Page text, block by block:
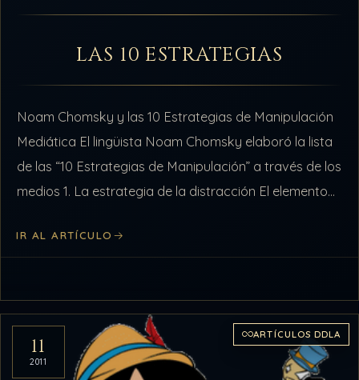
LAS 10 ESTRATEGIAS
Noam Chomsky y las 10 Estrategias de Manipulación
Mediática El lingüista Noam Chomsky elaboró la lista
de las “10 Estrategias de Manipulación” a través de los
medios 1. La estrategia de la distracción El elemento
IR AL ARTÍCULO
11
2011
ARTÍCULOS DDLA